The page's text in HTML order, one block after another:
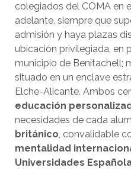
colegiados del COMA en
adelante, siempre que
admisión y haya plazas
ubicación privilegiada, en
municipio de Benitachell;
situado en un enclave
Elche-Alicante. Ambos
educación
necesidades de cada
británico, convalidable
mentalidad
Universidades